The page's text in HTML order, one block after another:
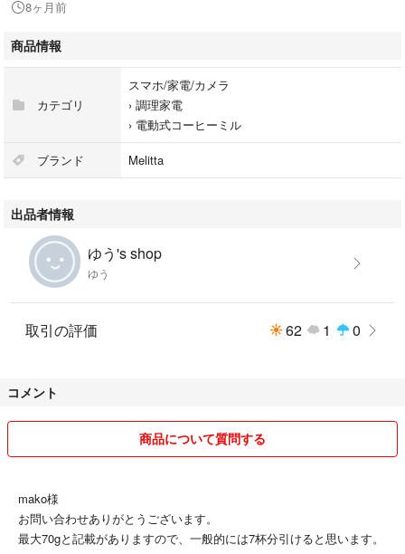
消費電力：120W
幅x高さx奥行：98x183x98mm
8ヶ月前
商品情報
カテゴリ
スマホ/家電/カメラ
› 調理家電
› 電動式コーヒーミル
ブランド Melitta
出品者情報
ゆう's shop
ゆう
取引の評価 62 1 0
コメント
商品について質問する
mako様
お問い合わせありがとうございます。
最大70gと記載がありますので、一般的には7杯分引けると思います。